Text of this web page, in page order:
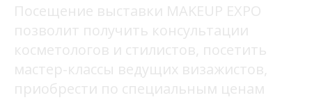
Посещение выставки MAKEUP EXPO
позволит получить консультации
косметологов и стилистов, посетить
мастер-классы ведущих визажистов,
приобрести по специальным ценам